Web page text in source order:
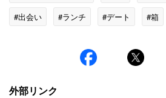
#出会い
#ランチ #デート #箱
外部リンク